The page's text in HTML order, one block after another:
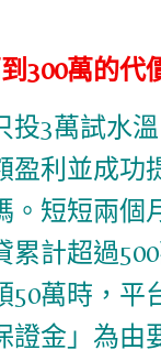
300萬的代
投3萬試水
盈利並成功
。短短兩個
累計超過
50萬時，平
證金」為由